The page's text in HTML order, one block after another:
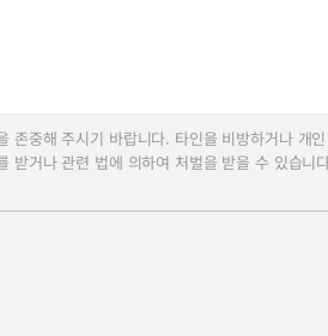
존중해 주시기 바랍니다. 타인을 비방하거나 개
받거나 관련 법에 의하여 처벌을 받을 수 있습니